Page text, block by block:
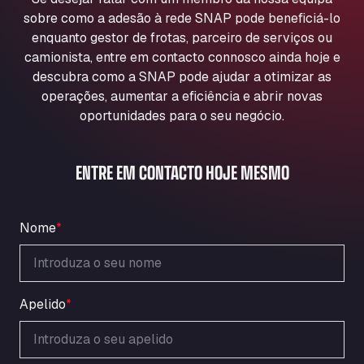
Aqua Ariva GmbH
Marie-Curie-Straße 24, 68219
Aral Autohof Bockel
An der Autobahn 1, 27404
ARAL Autohof Bockenem
Oppelner Str. 1, 31167
Nellinger Str. 24, 89188
ARAL Autohof Preis
ARAL Tankstelle - XXL Truckwash.de
GmbH
Obernburger Str. 127, 63811
Ardleigh South Services
a120 westbound, CO77SL
Area 47 Hermanos Rico
Autovia A4 km 47, 28300
sobre como a adesão à rede SNAP pode beneficiá-lo
enquanto gestor de frotas, parceiro de serviços ou
camionista, entre em contacto connosco ainda hoje e
descubra como a SNAP pode ajudar a otimizar as
operações, aumentar a eficiência e abrir novas
oportunidades para o seu negócio.
ENTRE EM CONTACTO HOJE MESMO
Nome*
Apelido*